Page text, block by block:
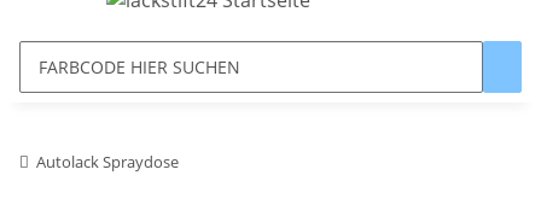
Autolack Spraydose